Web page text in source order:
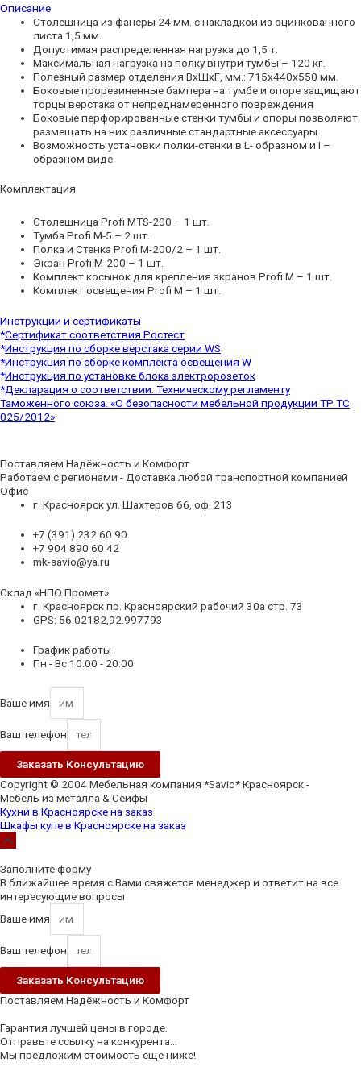
Описание
Столешница из фанеры 24 мм. с накладкой из оцинкованного
листа 1,5 мм.
Допустимая распределенная нагрузка до 1,5 т.
Максимальная нагрузка на полку внутри тумбы – 120 кг.
Полезный размер отделения ВхШхГ, мм.: 715х440х550 мм.
Боковые прорезиненные бампера на тумбе и опоре защищают
торцы верстака от непреднамеренного повреждения
Боковые перфорированные стенки тумбы и опоры позволяют
размещать на них различные стандартные аксессуары
Возможность установки полки-стенки в L- образном и I –
образном виде
Комплектация
Столешница Profi MTS-200 – 1 шт.
Тумба Profi M-5 – 2 шт.
Полка и Стенка Profi M-200/2 – 1 шт.
Экран Profi M-200 – 1 шт.
Комплект косынок для крепления экранов Profi M – 1 шт.
Комплект освещения Profi M – 1 шт.
Инструкции и сертификаты
*Сертификат соответствия Ростест
*Инструкция по сборке верстака серии WS
*Инструкция по сборке комплекта освещения W
*Инструкция по установке блока электророзеток
*Декларация о соответствии: Техническому регламенту
Таможенного союза. «О безопасности мебельной продукции ТР ТС
025/2012»
Поставляем Надёжность и Комфорт
Работаем с регионами - Доставка любой транспортной компанией
Офис
г. Красноярск ул. Шахтеров 66, оф. 213
+7 (391) 232 60 90
+7 904 890 60 42
mk-savio@ya.ru
Склад «НПО Промет»
г. Красноярск пр. Красноярский рабочий 30а стр. 73
GPS: 56.02182,92.997793
График работы
Пн - Вс 10:00 - 20:00
Ваше имя
Ваш телефон
Заказать Консультацию
Copyright © 2004 Мебельная компания *Savio* Красноярск -
Мебель из металла & Сейфы
Кухни в Красноярске на заказ
Шкафы купе в Красноярске на заказ
Заполните форму
В ближайшее время с Вами свяжется менеджер и ответит на все
интересующие вопросы
Ваше имя
Ваш телефон
Заказать Консультацию
Поставляем Надёжность и Комфорт
Гарантия лучшей цены в городе.
Отправьте ссылку на конкурента...
Мы предложим стоимость ещё ниже!